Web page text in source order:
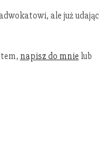
ale już udając
napisz do mnie lub